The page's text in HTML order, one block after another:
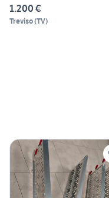
1.200 €
Treviso(TV)